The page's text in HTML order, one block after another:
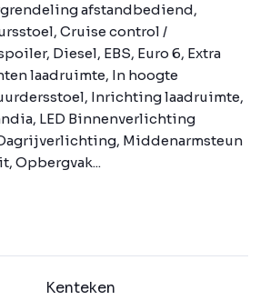
afstandbediend,
Cruise control /
Diesel, EBS, Euro 6, Extra
laadruimte, In hoogte
Inrichting laadruimte,
LED Binnenverlichting
Middenarmsteun
Opbergvak...
Kenteken